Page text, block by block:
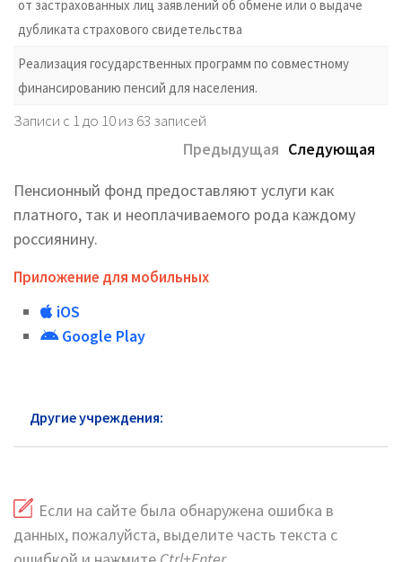
от застрахованных лиц заявлений об обмене или о выдаче
дубликата страхового свидетельства
Реализация государственных программ по совместному
финансированию пенсий для населения.
Записи с 1 до 10 из 63 записей
Предыдущая Следующая
Пенсионный фонд предоставляют услуги как
платного, так и неоплачиваемого рода каждому
россиянину.
Приложение для мобильных
iOS
Google Play
Другие учреждения:
Если на сайте была обнаружена ошибка в
данных, пожалуйста, выделите часть текста с